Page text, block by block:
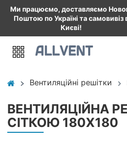
Ми працюємо, доставляємо
Поштою по Україні та самовивіз
Києві!
Вентиляційні решітки
ВЕНТИЛЯЦІЙНА
СІТКОЮ 180X180